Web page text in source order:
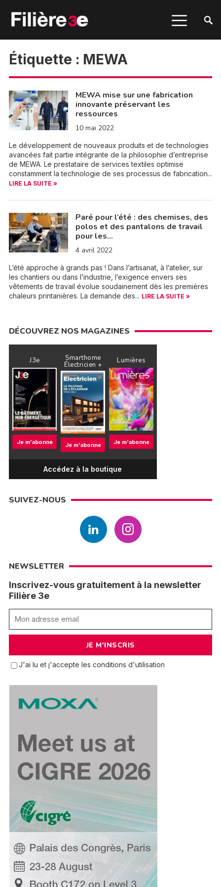
Étiquette : MEWA
MEWA mise sur une fabrication
innovante préservant les
ressources
10 mai 2022
Le développement de nouveaux produits et de technologies
avancées fait partie intégrante de la philosophie d’entreprise
de MEWA. Le prestataire de services textiles optimise
constamment la technologie de ses processus de fabrication...
LIRE LA SUITE »
Paré pour l’été : des chemises, des
polos et des pantalons de travail
pour les…
4 avril 2022
L’été approche à grands pas ! Dans l’artisanat, à l’atelier, sur
les chantiers ou dans l’industrie, l’exigence envers ses
vêtements de travail évolue soudainement dès les premières
chaleurs printanières. La demande des... LIRE LA SUITE »
DÉCOUVREZ NOS MAGAZINES
J3e
Je m'abonne
Smarthome
Électricien +
Je m'abonne
Lumières
Je m'abonne
Accédez à la boutique
SUIVEZ-NOUS
NEWSLETTER
Inscrivez-vous gratuitement à la newsletter
Filière 3e
J'ai lu et j'accepte les conditions d'utilisation